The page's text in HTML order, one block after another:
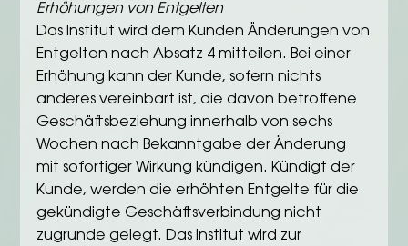
Erhöhungen von Entgelten
Das Institut wird dem Kunden Änderungen von
Entgelten nach Absatz 4 mitteilen. Bei einer
Erhöhung kann der Kunde, sofern nichts
anderes vereinbart ist, die davon betroffene
Geschäftsbeziehung innerhalb von sechs
Wochen nach Bekanntgabe der Änderung
mit sofortiger Wirkung kündigen. Kündigt der
Kunde, werden die erhöhten Entgelte für die
gekündigte Geschäftsverbindung nicht
zugrunde gelegt. Das Institut wird zur